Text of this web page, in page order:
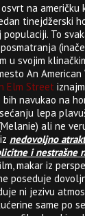
na američku
tinejdžerski
To
u svojim
An
Elm Street
navukao na
lepa
ali ne
nedovoljno
i nestrašne
makar iz
poseduje
ni jezivu
same po